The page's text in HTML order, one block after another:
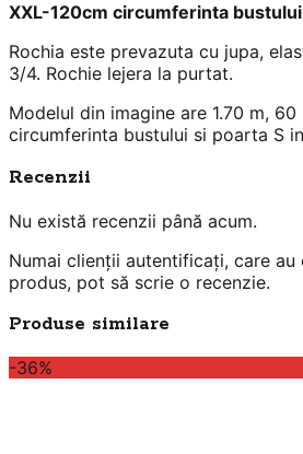
XXL-120cm circumferinta
Rochia este prevazuta cu jupa,
3/4. Rochie lejera la purtat.
Modelul din imagine are 1.70 m,
circumferinta bustului si poarta S
Recenzii
Nu există recenzii până acum.
Numai clienții autentificați, care au
produs, pot să scrie o recenzie.
Produse similare
-36%